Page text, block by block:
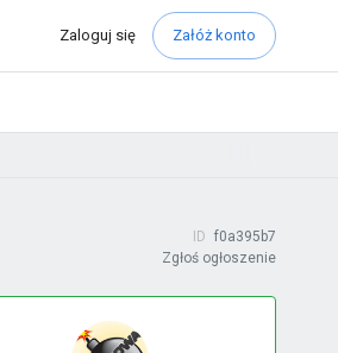
Zaloguj się Załóż konto
ID f0a395b7
Zgłoś ogłoszenie